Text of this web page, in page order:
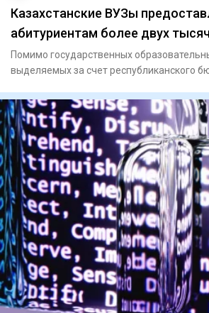
Казахстанские ВУЗы
абитуриентам более двух
Помимо государственных
выделяемых за счет республиканского